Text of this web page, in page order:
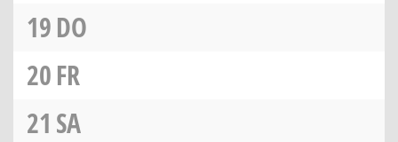
19DO
20FR
21 SA